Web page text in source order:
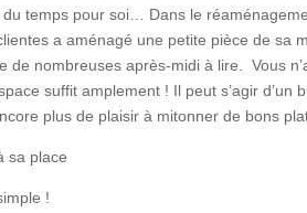
du temps pour soi… Dans le
a aménagé une petite pièce de sa
de nombreuses après-midi à lire. Vous
suffit amplement ! Il peut s’agir d’un
plus de plaisir à mitonner de bons
sa place
!